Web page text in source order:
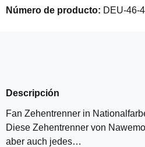
Número de producto: DEU-46-
Descripción
Fan Zehentrenner in
Diese Zehentrenner von
aber auch jedes…